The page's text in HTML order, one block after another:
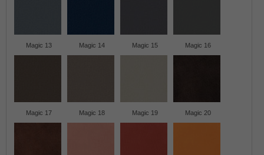
Magic 13 Magic 14 Magic 15 Magic 16
Magic 17 Magic 18 Magic 19 Magic 20